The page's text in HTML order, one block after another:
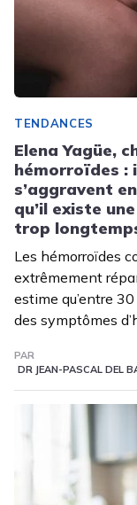
TENDANCES
Elena Yagüe,
hémorroïdes :
s’aggravent
qu’il existe
trop
Les hémorroïdes
extrêmement
estime qu’entre
des symptômes
PAR
DR JEAN-PASCAL DEL